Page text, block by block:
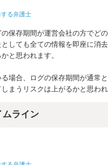
る弁護士
保存期間が運営会社の方でど
しても全ての情報を即座に消
と思われます。
場合、ログの保存期間が通常
まうリスクは上がるかと思われ
ムライン